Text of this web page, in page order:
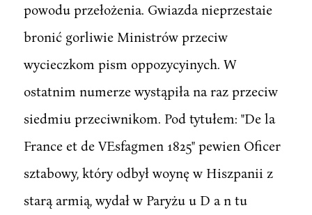
powodu przełożenia. Gwiazda nieprzestaie
bronić gorliwie Ministrów przeciw
wycieczkom pism oppozycyinych. W
ostatnim numerze wystąpiła na raz przeciw
siedmiu przeciwnikom. Pod tytułem: "De la
France et de VEsfagmen 1825" pewien Oficer
sztabowy, który odbył woynę w Hiszpanii z
starą armią, wydał w Paryżu u D a n tu